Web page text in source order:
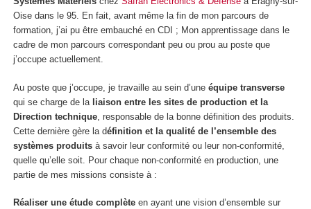
Oise dans le 95. En fait, avant même la fin de mon parcours de
formation, j’ai pu être embauché en CDI ; Mon apprentissage dans le
cadre de mon parcours correspondant peu ou prou au poste que
j’occupe actuellement.
Au poste que j’occupe, je travaille au sein d’une équipe transverse
qui se charge de la liaison entre les sites de production et la
Direction technique , responsable de la bonne définition des produits.
Cette dernière gère la définition et la qualité de l’ensemble des
systèmes produits à savoir leur conformité ou leur non-conformité,
quelle qu’elle soit. Pour chaque non-conformité en production, une
partie de mes missions consiste à :
Réaliser une étude complète en ayant une vision d’ensemble sur